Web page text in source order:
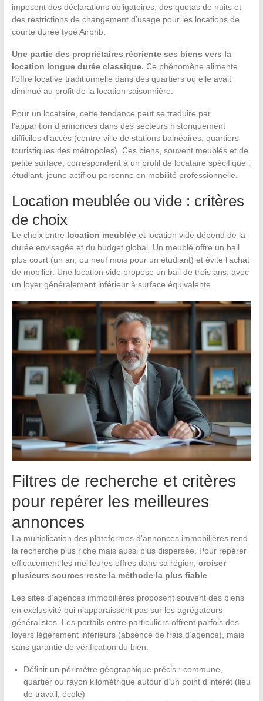
imposent des déclarations obligatoires, des quotas de nuits et
des restrictions de changement d’usage pour les locations de
courte durée type Airbnb.
Une partie des propriétaires réoriente ses biens vers la
location longue durée classique. Ce phénomène alimente
l’offre locative traditionnelle dans des quartiers où elle avait
diminué au profit de la location saisonnière.
Pour un locataire, cette tendance peut se traduire par
l’apparition d’annonces dans des secteurs historiquement
difficiles d’accès (centre-ville de stations balnéaires, quartiers
touristiques des métropoles). Ces biens, souvent meublés et de
petite surface, correspondent à un profil de locataire spécifique :
étudiant, jeune actif ou personne en mobilité professionnelle.
Location meublée ou vide : critères
de choix
Le choix entre location meubléeet location vide dépend de la
durée envisagée et du budget global. Un meublé offre un bail
plus court (un an, ou neuf mois pour un étudiant) et évite l’achat
de mobilier. Une location vide propose un bail de trois ans, avec
un loyer généralement inférieur à surface équivalente.
Filtres de recherche et critères
pour repérer les meilleures
annonces
La multiplication des plateformes d’annonces immobilières rend
la recherche plus riche mais aussi plus dispersée. Pour repérer
efficacement les meilleures offres dans sa région, croiser
plusieurs sources reste la méthode la plus fiable.
Les sites d’agences immobilières proposent souvent des biens
en exclusivité qui n’apparaissent pas sur les agrégateurs
généralistes. Les portails entre particuliers offrent parfois des
loyers légèrement inférieurs (absence de frais d’agence), mais
sans garantie de vérification du bien.
Définir un périmètre géographique précis : commune,
quartier ou rayon kilométrique autour d’un point d’intérêt (lieu
de travail, école)